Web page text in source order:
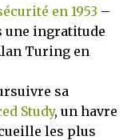
en 1953 –
une ingratitude
Turing en
sa
Study, un havre
les plus